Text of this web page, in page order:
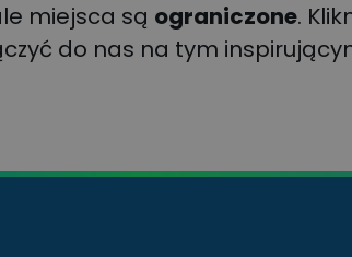
miejsca są ograniczone.
do nas na tym